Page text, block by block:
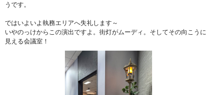
うです。
ではいよいよ執務エリアへ失礼します～
いやのっけからこの演出ですよ。街灯がムーディ。そしてその向こうに
見える会議室！